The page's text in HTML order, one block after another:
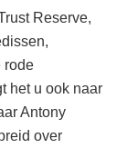
Reserve,
rode
het u ook naar
Antony
over